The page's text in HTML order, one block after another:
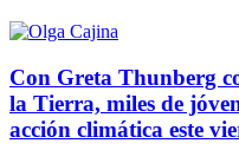
Con Greta Thunberg
la Tierra, miles de
acción climática este